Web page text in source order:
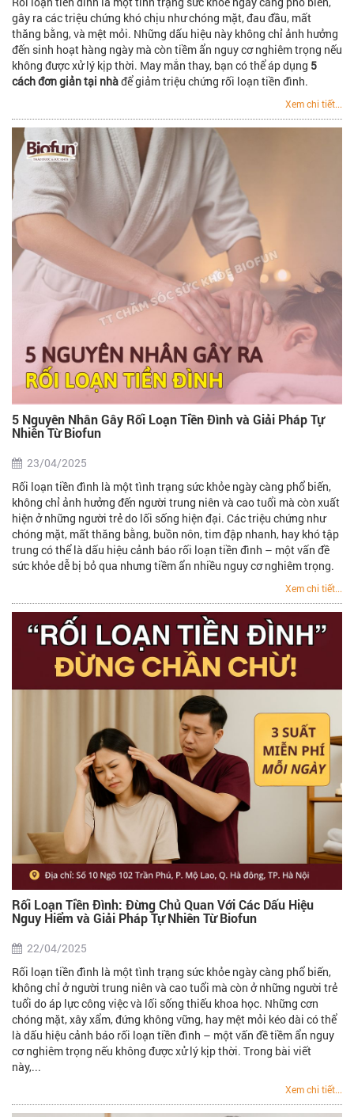
gây ra các triệu chứng khó chịu như chóng mặt, đau đầu, mất
thăng bằng, và mệt mỏi. Những dấu hiệu này không chỉ ảnh hưởng
đến sinh hoạt hàng ngày mà còn tiềm ẩn nguy cơ nghiêm trọng nếu
không được xử lý kịp thời. May mắn thay, bạn có thể áp dụng 5
cách đơn giản tại nhàđể giảm triệu chứng rối loạn tiền đình.
Xem chi tiết...
5 Nguyên Nhân Gây Rối Loạn Tiền Đình và Giải Pháp Tự
Nhiên Từ Biofun
23/04/2025
Rối loạn tiền đình là một tình trạng sức khỏe ngày càng phổ biến,
không chỉ ảnh hưởng đến người trung niên và cao tuổi mà còn xuất
hiện ở những người trẻ do lối sống hiện đại. Các triệu chứng như
chóng mặt, mất thăng bằng, buồn nôn, tim đập nhanh, hay khó tập
trung có thể là dấu hiệu cảnh báo rối loạn tiền đình – một vấn đề
sức khỏe dễ bị bỏ qua nhưng tiềm ẩn nhiều nguy cơ nghiêm trọng.
Xem chi tiết...
Rối Loạn Tiền Đình: Đừng Chủ Quan Với Các Dấu Hiệu
Nguy Hiểm và Giải Pháp Tự Nhiên Từ Biofun
22/04/2025
Rối loạn tiền đình là một tình trạng sức khỏe ngày càng phổ biến,
không chỉ ở người trung niên và cao tuổi mà còn ở những người trẻ
tuổi do áp lực công việc và lối sống thiếu khoa học. Những cơn
chóng mặt, xây xẩm, đứng không vững, hay mệt mỏi kéo dài có thể
là dấu hiệu cảnh báo rối loạn tiền đình – một vấn đề tiềm ẩn nguy
cơ nghiêm trọng nếu không được xử lý kịp thời. Trong bài viết
này,...
Xem chi tiết...